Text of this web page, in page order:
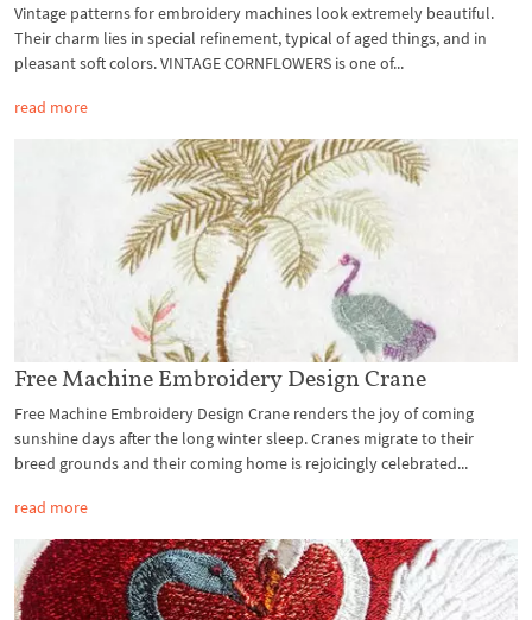
Vintage patterns for embroidery machines look extremely beautiful.
Their charm lies in special refinement, typical of aged things, and in
pleasant soft colors. VINTAGE CORNFLOWERS is one of...
read more
Free Machine Embroidery Design Crane
Free Machine Embroidery Design Crane renders the joy of coming
sunshine days after the long winter sleep. Cranes migrate to their
breed grounds and their coming home is rejoicingly celebrated...
read more